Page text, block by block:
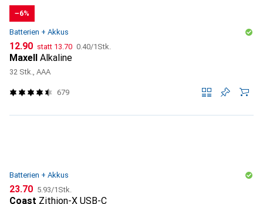
−6%
Batterien + Akkus
CHF
12.90 statt CHF
13.70 CHF
0.40/1Stk.
Maxell Alkaline
32 Stk., AAA
679
Batterien + Akkus
CHF
23.70 CHF
5.93/1Stk.
Coast Zithion-X USB-C